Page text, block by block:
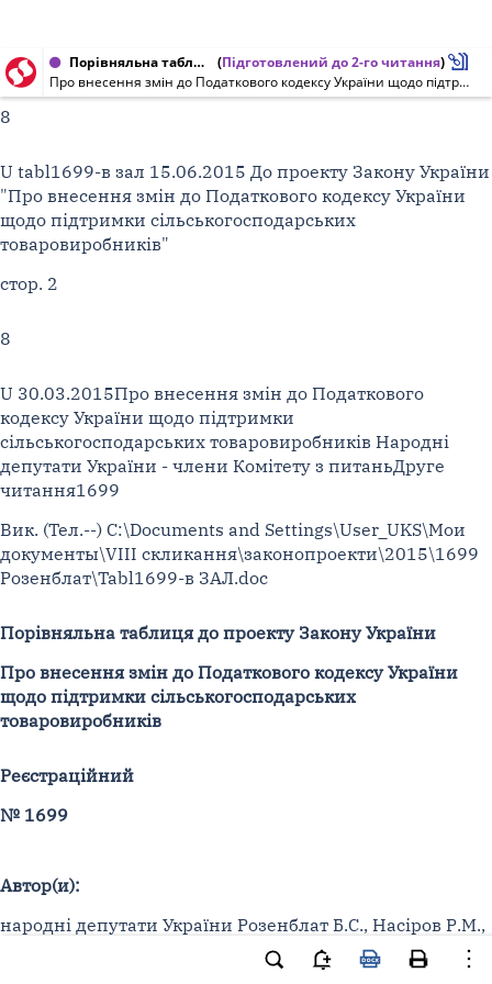
Порівняльна таблиця до проекту Закону України від 15.06.2015 № 1699 (Підготовлений до 2-го читання)
Про внесення змін до Податкового кодексу України щодо підтримки сільськогосподарських товаровиробників